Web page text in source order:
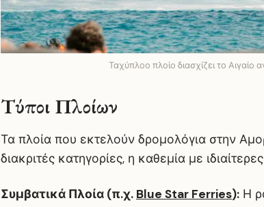
Ταχύπλοο πλοίο διασχίζει το Αιγαίο
Τύποι Πλοίων
Τα πλοία που εκτελούν δρομολόγια στην
διακριτές κατηγορίες, η καθεμία με
Συμβατικά Πλοία (π.χ. Blue Star Ferries): Η